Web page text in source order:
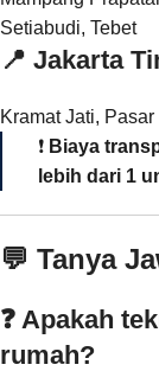
Setiabudi, Tebet
📍 Jakarta
Kramat Jati,
❗ Biaya
lebih dari 1
💬 Tanya
❓ Apakah
rumah?